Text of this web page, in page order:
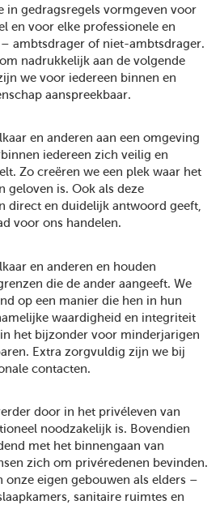
in gedragsregels vormgeven voor
en voor elke professionele en
ambtsdrager of niet-ambtsdrager.
nadrukkelijk aan de volgende
we voor iedereen binnen en
aanspreekbaar.
en anderen aan een omgeving
iedereen zich veilig en
Zo creëren we een plek waar het
geloven is. Ook als deze
direct en duidelijk antwoord geeft,
voor ons handelen.
en anderen en houden
die de ander aangeeft. We
op een manier die hen in hun
waardigheid en integriteit
het bijzonder voor minderjarigen
Extra zorgvuldig zijn we bij
contacten.
door in het privéleven van
noodzakelijk is. Bovendien
met het binnengaan van
zich om privéredenen bevinden.
onze eigen gebouwen als elders –
sanitaire ruimtes en